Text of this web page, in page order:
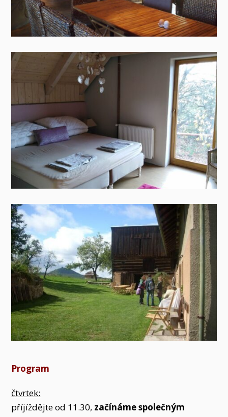
Program
čtvrtek:
příjíždějte od 11.30, začínáme společným